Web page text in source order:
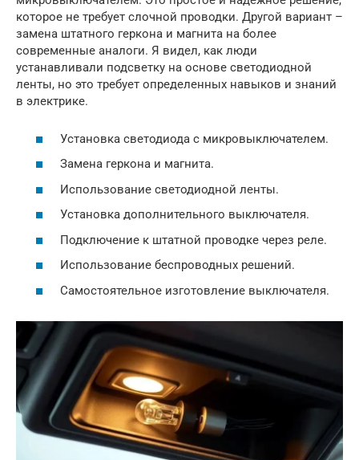
которое не требует слочной проводки. Другой вариант –
замена штатного геркона и магнита на более
современные аналоги. Я видел, как люди
устанавливали подсветку на основе светодиодной
ленты, но это требует определенных навыков и знаний
в электрике.
Установка светодиода с микровыключателем.
Замена геркона и магнита.
Использование светодиодной ленты.
Установка дополнительного выключателя.
Подключение к штатной проводке через реле.
Использование беспроводных решений.
Самостоятельное изготовление выключателя.